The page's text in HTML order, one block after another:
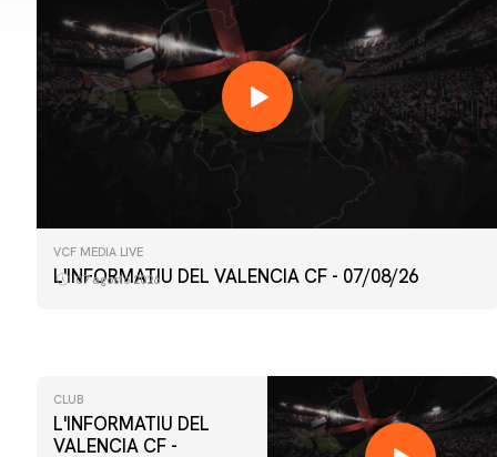
VCF MEDIA LIVE
L'INFORMATIU DEL VALENCIA CF - 07/08/26
07 agosto 2026
CLUB
L'INFORMATIU DEL
VALENCIA CF -